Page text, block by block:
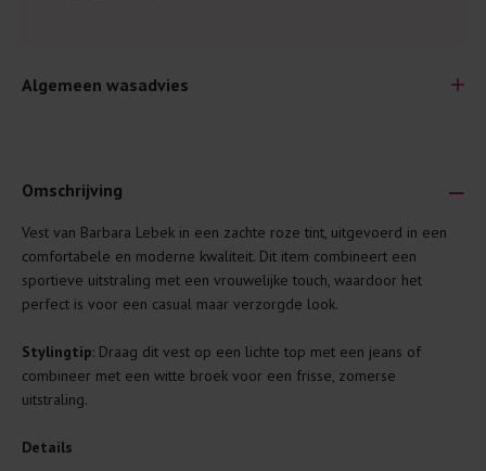
Algemeen wasadvies
Je wilt natuurlijk lang plezier hebben van je nieuwe kleding.
Daarom geven wij een aantal algemene was-tips:
Lees altijd eerst even het was-etiket.
Was kleding binnenste buiten. Dat beschermt de
buitenkant.
Wees zuinig met wasmiddel. Per kledingstuk is een drupje
Omschrijving
Vest van Barbara Lebek in een zachte roze tint, uitgevoerd in een
comfortabele en moderne kwaliteit. Dit item combineert een
sportieve uitstraling met een vrouwelijke touch, waardoor het
perfect is voor een casual maar verzorgde look.
Stylingtip: Draag dit vest op een lichte top met een jeans of
combineer met een witte broek voor een frisse, zomerse
uitstraling.
Details